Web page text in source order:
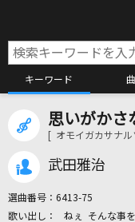
キーワード
思いがか
[ オモイガカサナル
武田雅治
選曲番号： 6413-75
ねぇ そんな事